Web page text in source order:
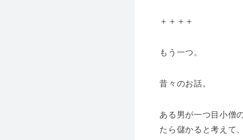
＋＋＋＋
もう一つ。
昔々のお話。
ある男が一つ目小僧
たら儲かると考えて